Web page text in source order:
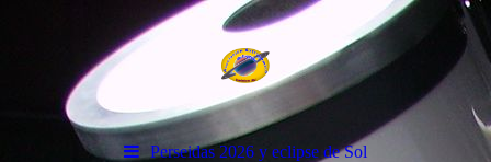
Perseidas 2026 y eclipse de Sol